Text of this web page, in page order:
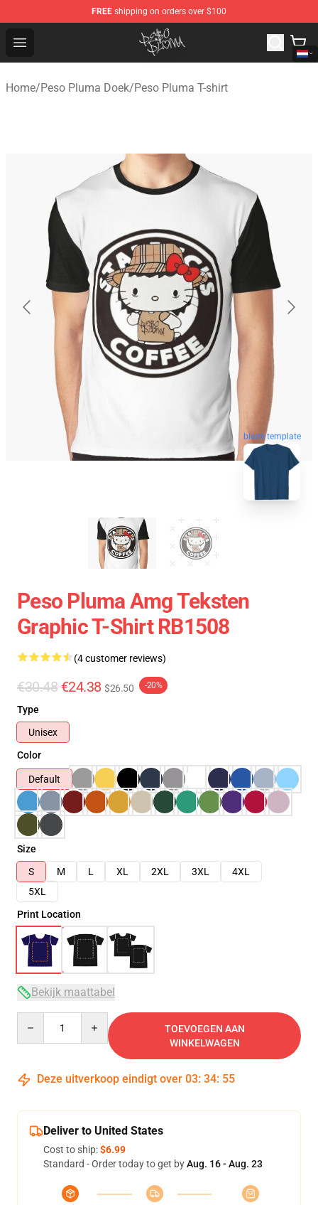
FREE shipping on orders over $100
Open menu
Peso Pluma Store - Official Peso Pluma Merchandise
Home/Peso Pluma Doek/Peso Pluma T-shirt
blank template
Peso Pluma Amg Teksten
Graphic T-Shirt RB1508
(4 customer reviews)
€30.48 €24.38 $26.50 -20%
Type
Unisex
Color
Default
Size
S
M L XL 2XL 3XL
4XL
5XL
Print Location
Bekijk maattabel
TOEVOEGEN AAN
WINKELWAGEN
Deze uitverkoop eindigt over 03: 34: 54
Deliver to United States
Cost to ship:$6.99
Standard - Order today to get byAug. 16 - Aug. 23